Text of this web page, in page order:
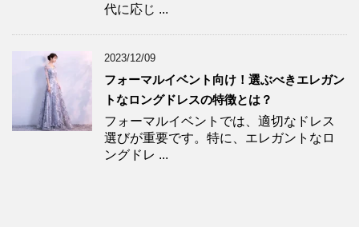
代に応じ ...
2023/12/09
フォーマルイベント向け！選ぶべきエレガン
トなロングドレスの特徴とは？
フォーマルイベントでは、適切なドレス
選びが重要です。特に、エレガントなロ
ングドレ ...